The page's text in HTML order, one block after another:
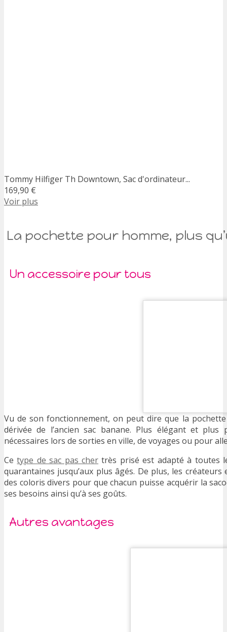
Tommy Hilfiger Th Downtown, Sac d'ordinateur...
169,90 €
Voir plus
La pochette pour homme, plus
Un accessoire pour tous
Vu de son fonctionnement, on peut dire que la
dérivée de l’ancien sac banane. Plus élégant et
nécessaires lors de sorties en ville, de voyages ou pour
Cetype de sac pas cher très prisé est adapté à toutes
quarantaines jusqu’aux plus âgés. De plus, les
des coloris divers pour que chacun puisse acquérir la
ses besoins ainsi qu’à ses goûts.
Autres avantages